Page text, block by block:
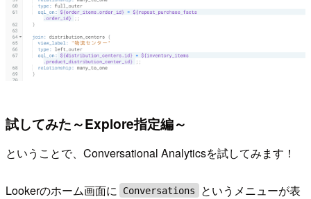
試してみた～Explore指定編～
ということで、Conversational Analyticsを試してみます！
Lookerのホーム画面に Conversations
というメニューが表